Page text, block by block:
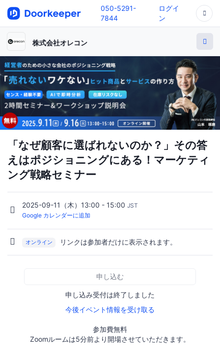
050-5291-
7844
ログイ
ン
株式会社オレコン
「なぜ顧客に選ばれないのか？」その答
えはポジショニングにある！マーケティ
ング戦略セミナー
2025-09-11（木）13:00 - 15:00 JST
Google カレンダーに追加
オンライン リンクは参加者だけに表示されます。
申し込む
申し込み受付は終了しました
今後イベント情報を受け取る
参加費無料
Zoomルームは5分前より開場させていただきます。